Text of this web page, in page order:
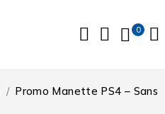
0
/ Promo Manette PS4 – Sans